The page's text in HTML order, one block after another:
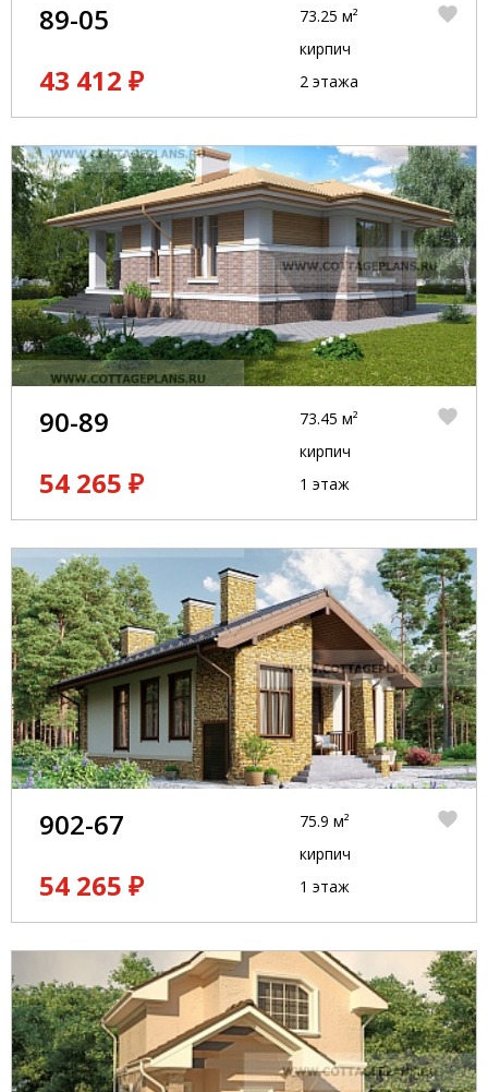
89-05
43 412 ₽
73.25 м²
кирпич
2 этажа
90-89
54 265 ₽
73.45 м²
кирпич
1 этаж
902-67
54 265 ₽
75.9 м²
кирпич
1 этаж